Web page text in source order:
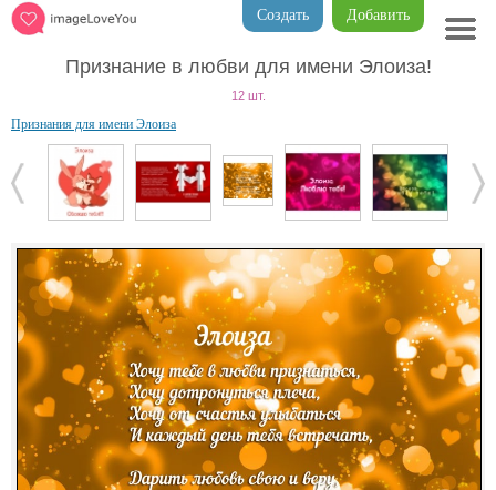
Добавить
Создать
Признание в любви для имени Элоиза!
12 шт.
Признания для имени Элоиза